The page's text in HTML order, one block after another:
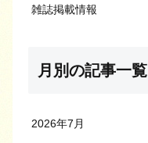
雑誌掲載情報
月別の記事一覧
2026年7月